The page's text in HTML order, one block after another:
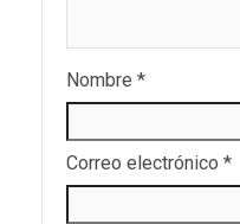
Nombre *
Correo electrónico *